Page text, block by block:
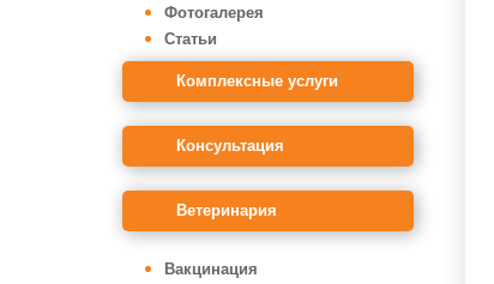
Фотогалерея
Статьи
Комплексные услуги
Консультация
Ветеринария
Вакцинация